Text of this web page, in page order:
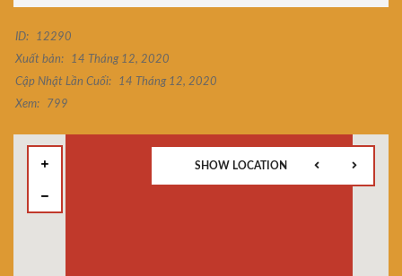
ID:
12290
Xuất bản:
14 Tháng 12, 2020
Cập Nhật Lần Cuối:
14 Tháng 12, 2020
Xem:
799
SHOW LOCATION